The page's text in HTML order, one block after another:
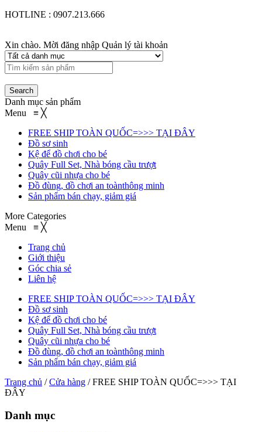
HOTLINE : 0907.213.666
Xin chào. Mời đăng nhập Quản lý tài khoản
Danh mục sản phẩm
Menu ≡ ╳
FREE SHIP TOÀN QUỐC=>>> TẠI ĐÂY
Đồ sơ sinh
Kệ để đồ chơi cho bé
Quây Full Set, Nhà bóng cầu trượt
Quây cũi nhựa cho bé
Đồ đùng, đồ chơi an toànthông minh
Sản phẩm bán chạy, giảm giá
More Categories
Menu ≡ ╳
Trang chủ
Giới thiệu
Góc chia sẻ
Liên hệ
FREE SHIP TOÀN QUỐC=>>> TẠI ĐÂY
Đồ sơ sinh
Kệ để đồ chơi cho bé
Quây Full Set, Nhà bóng cầu trượt
Quây cũi nhựa cho bé
Đồ đùng, đồ chơi an toànthông minh
Sản phẩm bán chạy, giảm giá
Trang chủ /Cửa hàng / FREE SHIP TOÀN QUỐC=>>> TẠI
ĐÂY
Danh mục